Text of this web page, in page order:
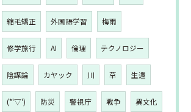
縮毛矯正 外国語学習 梅雨
修学旅行 AI 倫理 テクノロジー
陰謀論 カヤック 川 草 生還
(*'▽') 防災 警視庁 戦争 異文化